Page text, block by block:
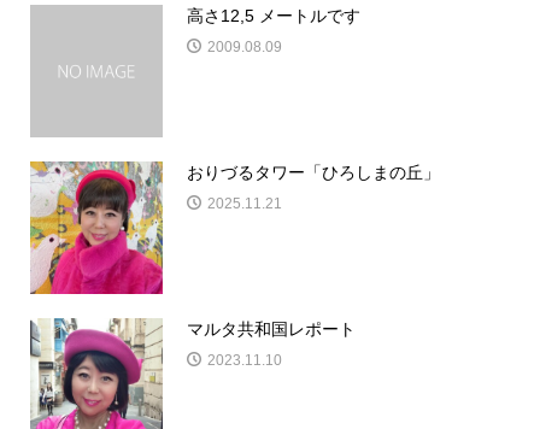
高さ12,5 メートルです
2009.08.09
おりづるタワー「ひろしまの丘」
2025.11.21
マルタ共和国レポート
2023.11.10